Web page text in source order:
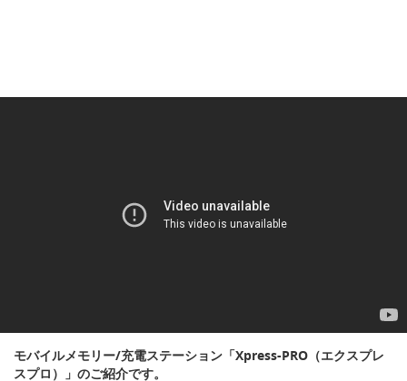
モバイルメモリー/充電ステーション「Xpress-PRO（エクスプレ
スプロ）」のご紹介です。